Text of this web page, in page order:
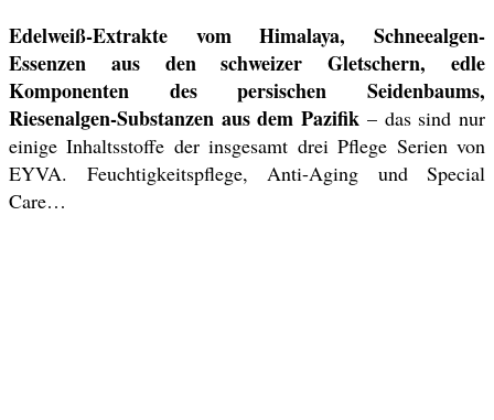
Edelweiß-Extrakte vom Himalaya, Schneealgen-
Essenzen aus den schweizer Gletschern, edle
Komponenten des persischen Seidenbaums,
Riesenalgen-Substanzen aus dem Pazifik – das sind nur
einige Inhaltsstoffe der insgesamt drei Pflege Serien von
EYVA. Feuchtigkeitspflege, Anti-Aging und Special
Care…